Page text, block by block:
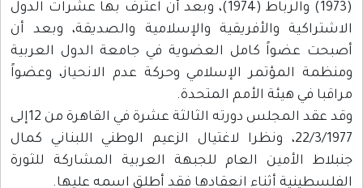
(1973) والرباط (1974)، وبعد أن اعترف بها عشرات الدول
الاشتراكية والأفريقية والإسلامية والصديقة، وبعد أن
أصبحت عضواً كامل العضوية في جامعة الدول العربية
ومنظمة المؤتمر الإسلامي وحركة عدم الانحياز، وعضواً
مراقبا في هيئة الأمم المتحدة.
وقد عقد المجلس دورته الثالثة عشرة في القاهرة من 12إلى
22/3/1977، ونظرا لاغتيال الزعيم الوطني اللبناني كمال
جنبلاط الأمين العام للجبهة العربية المشاركة للثورة
الفلسطينية أثناء انعقادها فقد أطلق اسمه عليها.